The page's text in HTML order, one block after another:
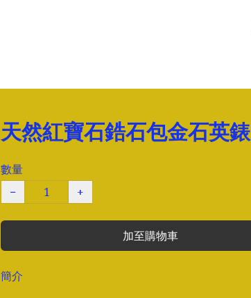
天然紅寶石鋯石包金石英錶
數量
−
+
加至購物車
簡介